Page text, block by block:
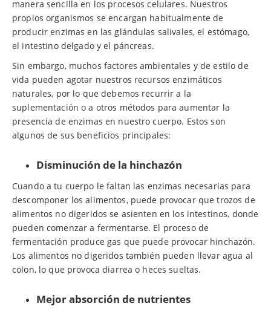
manera sencilla en los procesos celulares. Nuestros
propios organismos se encargan habitualmente de
producir enzimas en las glándulas salivales, el estómago,
el intestino delgado y el páncreas.
Sin embargo, muchos factores ambientales y de estilo de
vida pueden agotar nuestros recursos enzimáticos
naturales, por lo que debemos recurrir a la
suplementación o a otros métodos para aumentar la
presencia de enzimas en nuestro cuerpo. Estos son
algunos de sus beneficios principales:
Disminución de la hinchazón
Cuando a tu cuerpo le faltan las enzimas necesarias para
descomponer los alimentos, puede provocar que trozos de
alimentos no digeridos se asienten en los intestinos, donde
pueden comenzar a fermentarse. El proceso de
fermentación produce gas que puede provocar hinchazón.
Los alimentos no digeridos también pueden llevar agua al
colon, lo que provoca diarrea o heces sueltas.
Mejor absorción de nutrientes